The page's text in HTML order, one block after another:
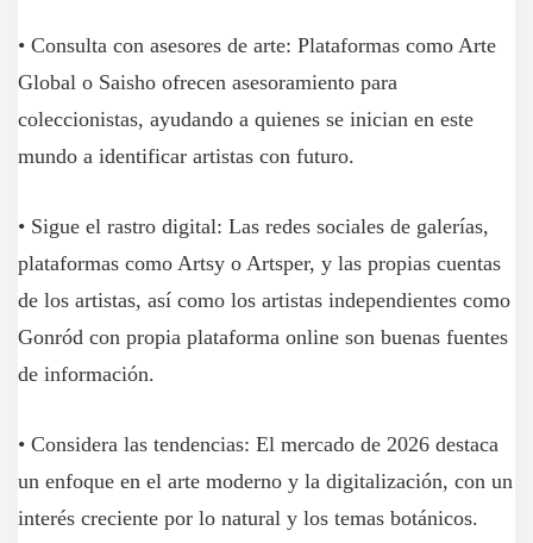
• Consulta con asesores de arte: Plataformas como Arte
Global o Saisho ofrecen asesoramiento para
coleccionistas, ayudando a quienes se inician en este
mundo a identificar artistas con futuro.
• Sigue el rastro digital: Las redes sociales de galerías,
plataformas como Artsy o Artsper, y las propias cuentas
de los artistas, así como los artistas independientes como
Gonród con propia plataforma online son buenas fuentes
de información.
• Considera las tendencias: El mercado de 2026 destaca
un enfoque en el arte moderno y la digitalización, con un
interés creciente por lo natural y los temas botánicos.